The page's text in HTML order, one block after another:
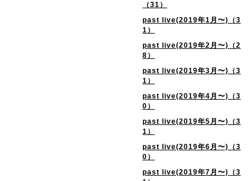
（31）
past live(2019年1月〜)（3
1）
past live(2019年2月〜)（2
8）
past live(2019年3月〜)（3
1）
past live(2019年4月〜)（3
0）
past live(2019年5月〜)（3
1）
past live(2019年6月〜)（3
0）
past live(2019年7月〜)（3